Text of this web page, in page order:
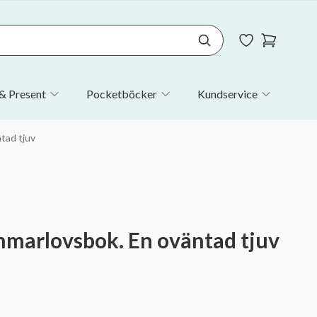
Present Pocketböcker Kundservice
tjuv
En oväntad tjuv